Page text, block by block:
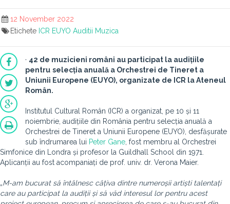
12 November 2022
Etichete ICR EUYO Auditii Muzica
· 42 de muzicieni români au participat la audițiile
pentru selecția anuală a Orchestrei de Tineret a
Uniunii Europene (EUYO), organizate de ICR la Ateneul
Român.
Institutul Cultural Român (ICR) a organizat, pe 10 și 11
noiembrie, audițiile din România pentru selecția anuală a
Orchestrei de Tineret a Uniunii Europene (EUYO), desfășurate
sub îndrumarea lui Peter Gane , fost membru al Orchestrei
Simfonice din Londra și profesor la Guildhall School din 1971.
Aplicanții au fost acompaniați de prof. univ. dr. Verona Maier.
„M-am bucurat să întâlnesc câțiva dintre numeroșii artiști talentați
care au participat la audiții și să văd interesul lor pentru acest